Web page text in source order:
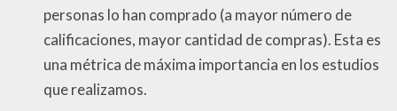
personas lo han comprado (a mayor número de
calificaciones, mayor cantidad de compras). Esta es
una métrica de máxima importancia en los estudios
que realizamos.